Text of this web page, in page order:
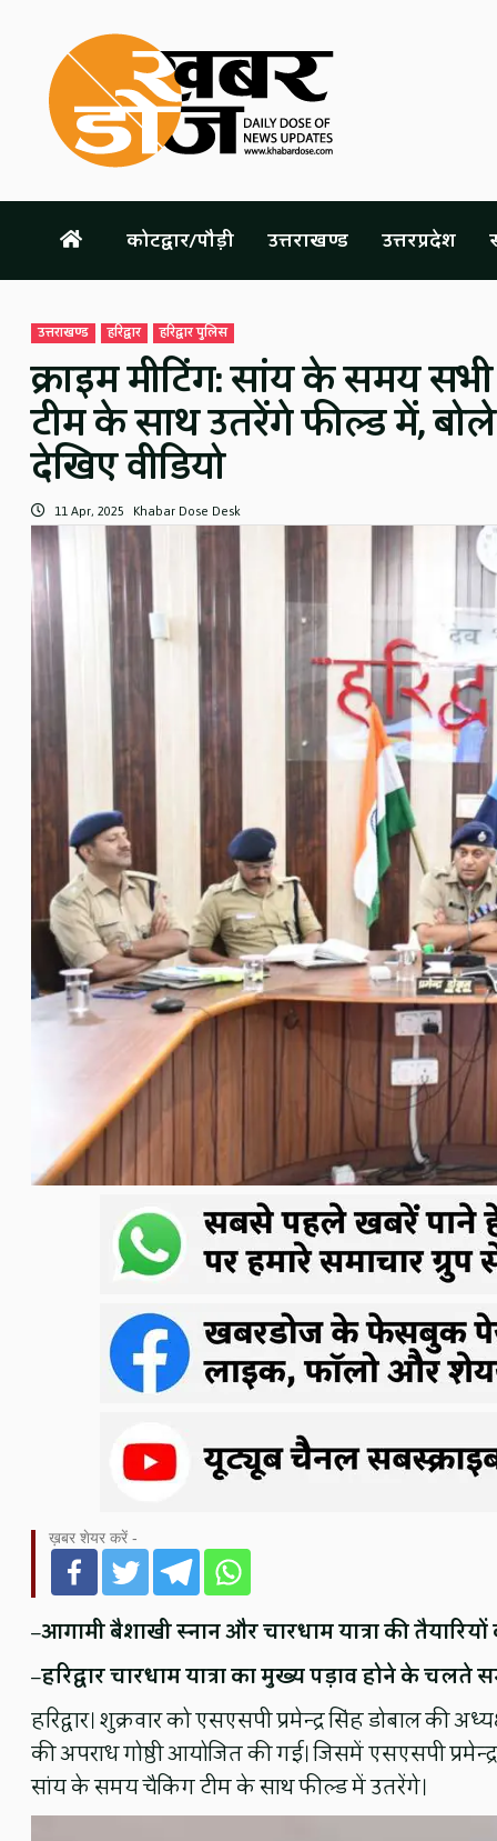
content
कोटद्वार/पौड़ी उत्तराखण्ड उत्तरप्रदेश
उत्तराखण्ड हरिद्वार हरिद्वार पुलिस
क्राइम मीटिंग: सांय के समय सभी
टीम के साथ उतरेंगे फील्ड में,
देखिए वीडियो
11 Apr, 2025 Khabar Dose Desk
ख़बर शेयर करें -
–आगामी बैशाखी स्नान और चारधाम यात्रा की
–हरिद्वार चारधाम यात्रा का मुख्य पड़ाव होने के
हरिद्वार। शुक्रवार को एसएसपी प्रमेन्द्र सिंह डोबाल की
की अपराध गोष्ठी आयोजित की गई। जिसमें एसएसपी
सांय के समय चैकिंग टीम के साथ फील्ड में उतरेंगे।